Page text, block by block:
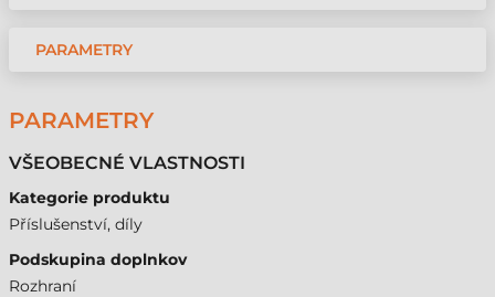
PARAMETRY
PARAMETRY
VŠEOBECNÉ VLASTNOSTI
Kategorie produktu
Příslušenství, díly
Podskupina doplnkov
Rozhraní